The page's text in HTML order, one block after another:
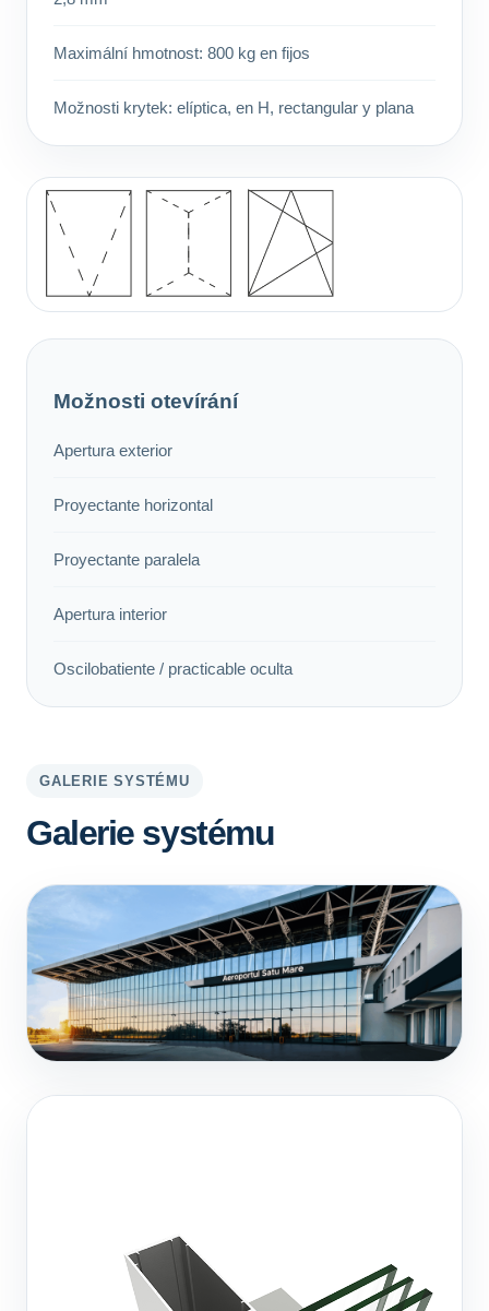
Maximální hmotnost: 800 kg en fijos
Možnosti krytek: elíptica, en H, rectangular y plana
Možnosti otevírání
Apertura exterior
Proyectante horizontal
Proyectante paralela
Apertura interior
Oscilobatiente / practicable oculta
GALERIE SYSTÉMU
Galerie systému